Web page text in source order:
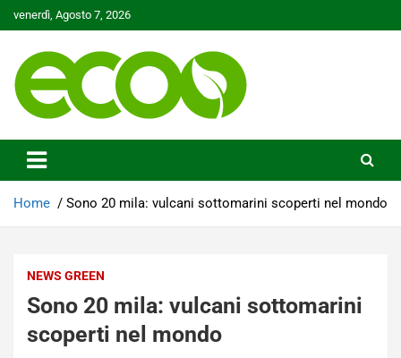
to
venerdì, Agosto 7, 2026
Ecoo.it
Home Sono 20 mila: vulcani sottomarini scoperti nel mondo
NEWS GREEN
Sono 20 mila: vulcani sottomarini
scoperti nel mondo